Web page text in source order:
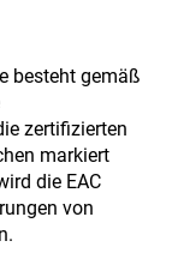
besteht gemäß
zertifizierten
markiert
die EAC
von